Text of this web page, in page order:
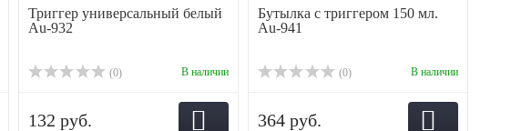
Триггер универсальный белый
Au-932
(0) В наличии
132 руб.
Бутылка с триггером 150 мл.
Au-941
(0) В наличии
364 руб.